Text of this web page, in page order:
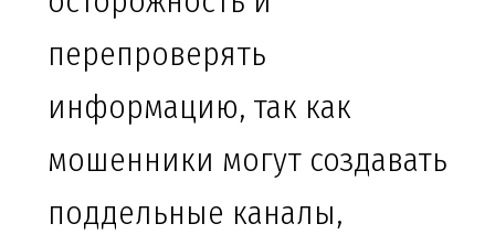
перепроверять
информацию, так как
мошенники могут создавать
поддельные каналы,